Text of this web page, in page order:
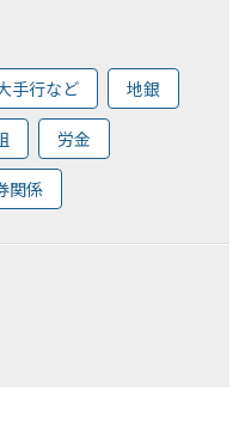
手行など 地銀
労金
関係